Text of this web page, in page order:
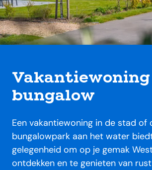
Vakantiewoning
bungalow
Een vakantiewoning in de stad of
bungalowpark aan het water
gelegenheid om op je gemak
ontdekken en te genieten van